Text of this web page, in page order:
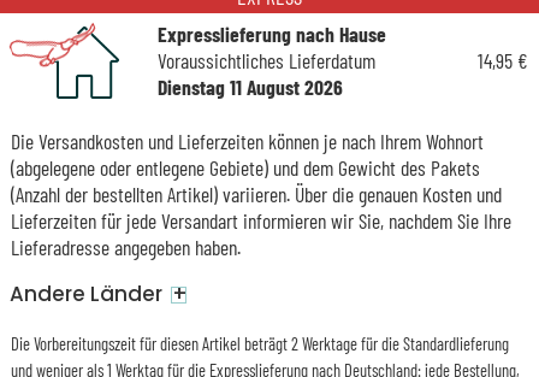
Expresslieferung nach Hause
Voraussichtliches Lieferdatum
Dienstag 11 August 2026
14,95 €
Die Versandkosten und Lieferzeiten können je nach Ihrem Wohnort
(abgelegene oder entlegene Gebiete) und dem Gewicht des Pakets
(Anzahl der bestellten Artikel) variieren. Über die genauen Kosten und
Lieferzeiten für jede Versandart informieren wir Sie, nachdem Sie Ihre
Lieferadresse angegeben haben.
Andere Länder +
Die Vorbereitungszeit für diesen Artikel beträgt 2 Werktage für die Standardlieferung
und weniger als 1 Werktag für die Expresslieferung nach Deutschland: jede Bestellung,